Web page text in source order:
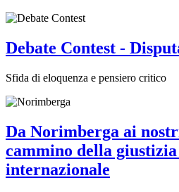
Debate Contest -
Sfida di eloquenza e pensiero critico
Da Norimberga ai
cammino della giustizia
internazionale